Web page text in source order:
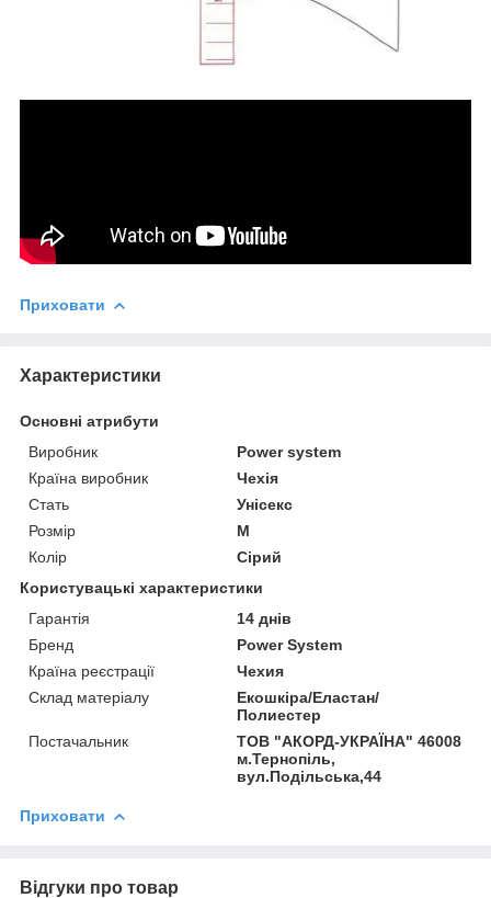
Приховати
Характеристики
Основні атрибути
Виробник
Power system
Країна виробник
Чехія
Стать
Унісекс
Розмір
M
Колір
Сірий
Користувацькi характеристики
Гарантія
14 днів
Бренд
Power System
Країна реєстрації
Чехия
Склад матеріалу
Екошкіра/Еластан/
Полиестер
Постачальник
ТОВ "АКОРД-УКРАЇНА" 46008
м.Тернопіль,
вул.Подільська,44
Приховати
Відгуки про товар